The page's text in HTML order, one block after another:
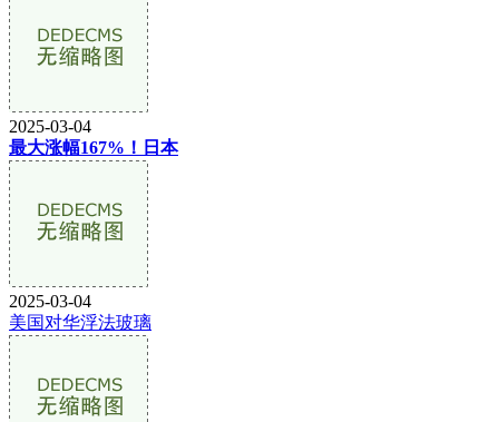
2025-03-04
最大涨幅167%！日本
2025-03-04
美国对华浮法玻璃